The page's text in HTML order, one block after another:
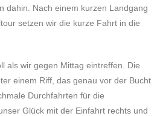
dahin. Nach einem kurzen Landgang
setzen wir die kurze Fahrt in die
als wir gegen Mittag eintreffen. Die
einem Riff, das genau vor der Bucht
Durchfahrten für die
Glück mit der Einfahrt rechts und